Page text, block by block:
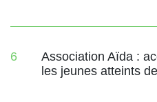
tous les épisodes sans
France
6
Association Aïda :
les jeunes atteints